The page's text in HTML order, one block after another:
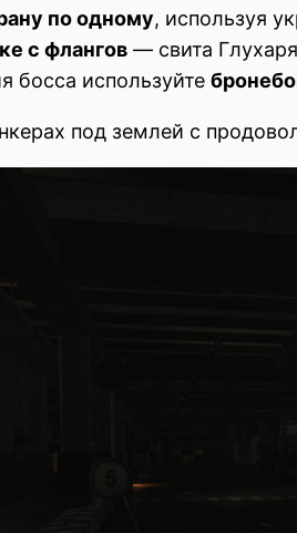
по одному, используя
с флангов — свита
босса используйте
под землей с